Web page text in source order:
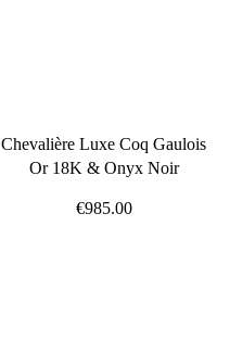
Chevalière Luxe Coq Gaulois
Or 18K & Onyx Noir
€985.00